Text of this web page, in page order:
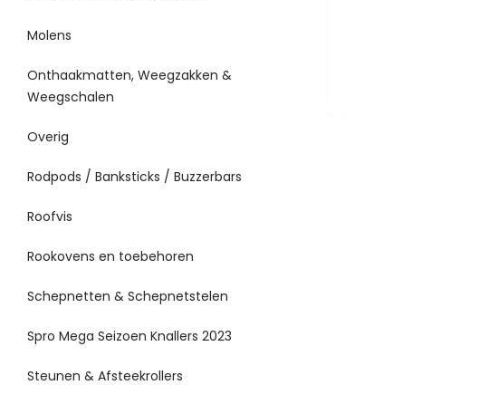
Molens
Onthaakmatten, Weegzakken &
Weegschalen
Overig
Rodpods / Banksticks / Buzzerbars
Roofvis
Rookovens en toebehoren
Schepnetten & Schepnetstelen
Spro Mega Seizoen Knallers 2023
Steunen & Afsteekrollers